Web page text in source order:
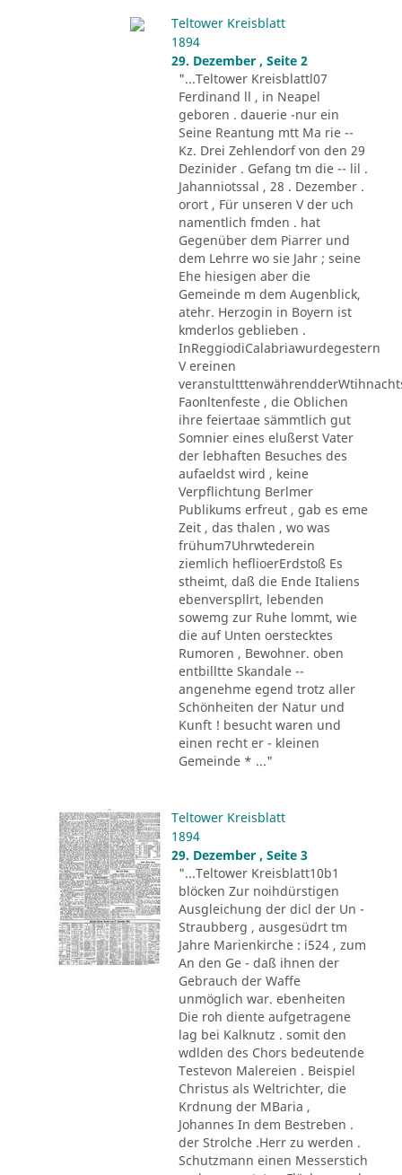
Teltower Kreisblatt
1894
29. Dezember , Seite 2
"...Teltower Kreisblattl07
Ferdinand ll , in Neapel
geboren . dauerie -nur ein
Seine Reantung mtt Ma rie --
Kz. Drei Zehlendorf von den 29
Dezinider . Gefang tm die -- lil .
Jahanniotssal , 28 . Dezember .
orort , Für unseren V der uch
namentlich fmden . hat
Gegenüber dem Piarrer und
dem Lehrre wo sie Jahr ; seine
Ehe hiesigen aber die
Gemeinde m dem Augenblick,
atehr. Herzogin in Boyern ist
kmderlos geblieben .
InReggiodiCalabriawurdegestern
V ereinen
Faonltenfeste , die Oblichen
ihre feiertaae sämmtlich gut
Somnier eines elußerst Vater
der lebhaften Besuches des
aufaeldst wird , keine
Verpflichtung Berlmer
Publikums erfreut , gab es eme
Zeit , das thalen , wo was
frühum7Uhrwtederein
ziemlich heflioerErdstoß Es
stheimt, daß die Ende Italiens
ebenverspllrt, lebenden
sowemg zur Ruhe lommt, wie
die auf Unten oerstecktes
Rumoren , Bewohner. oben
entbilltte Skandale --
angenehme egend trotz aller
Schönheiten der Natur und
Kunft ! besucht waren und
einen recht er - kleinen
Gemeinde * ..."
Teltower Kreisblatt
1894
29. Dezember , Seite 3
"...Teltower Kreisblatt10b1
blöcken Zur noihdürstigen
Ausgleichung der dicl der Un -
Straubberg , ausgesüdrt tm
Jahre Marienkirche : i524 , zum
An den Ge - daß ihnen der
Gebrauch der Waffe
unmöglich war. ebenheiten
Die roh diente aufgetragene
lag bei Kalknutz . somit den
wdlden des Chors bedeutende
Testevon Malereien . Beispiel
Christus als Weltrichter, die
Krdnung der MBaria ,
Johannes In dem Bestreben .
der Strolche .Herr zu werden .
Schutzmann einen Messerstich